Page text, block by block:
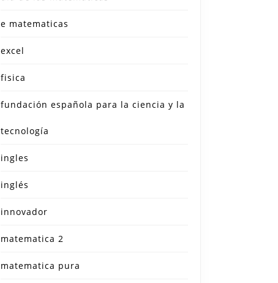
e matematicas
excel
fisica
fundación española para la ciencia y la
tecnología
ingles
inglés
innovador
matematica 2
matematica pura